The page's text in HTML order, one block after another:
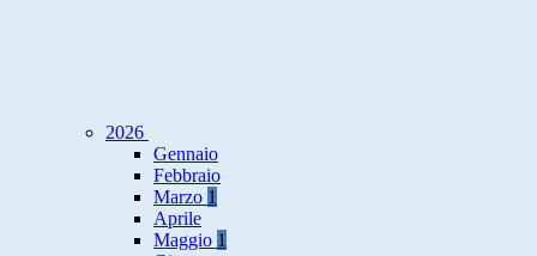
2026
Gennaio
Febbraio
Marzo 1
Aprile
Maggio 1